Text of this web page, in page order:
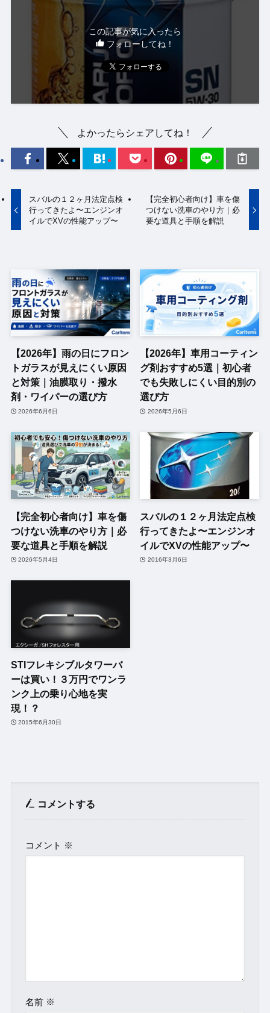
この記事が気に入ったら
フォローしてね！
よかったらシェアしてね！
スバルの１２ヶ月法定点検
行ってきたよ〜エンジンオ
イルでXVの性能アップ〜
【完全初心者向け】車を傷
つけない洗車のやり方｜必
要な道具と手順を解説
【2026年】雨の日にフロン
トガラスが見えにくい原因
と対策｜油膜取り・撥水
剤・ワイパーの選び方
2026年6月6日
【2026年】車用コーティン
グ剤おすすめ5選｜初心者
でも失敗しにくい目的別の
選び方
2026年5月6日
【完全初心者向け】車を傷
つけない洗車のやり方｜必
要な道具と手順を解説
2026年5月4日
スバルの１２ヶ月法定点検
行ってきたよ〜エンジンオ
イルでXVの性能アップ〜
2016年3月6日
STIフレキシブルタワーバ
ーは買い！３万円でワンラ
ンク上の乗り心地を実
現！？
2015年6月30日
コメントする
コメント ※
名前 ※